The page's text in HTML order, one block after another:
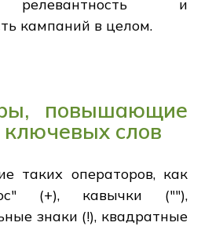
и
кампаний в целом.
повышающие
ключевых слов
таких операторов, как
(+), кавычки (""),
знаки (!), квадратные